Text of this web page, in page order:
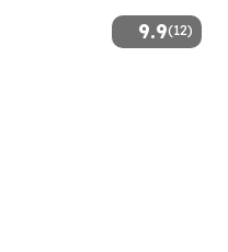
9.9(12)